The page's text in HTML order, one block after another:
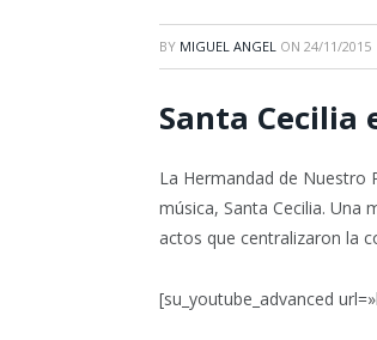
BY MIGUEL ANGEL ON 24/11/2015
Santa Cecilia
La Hermandad de Nuestro
música, Santa Cecilia. Una
actos que centralizaron la
[su_youtube_advanced